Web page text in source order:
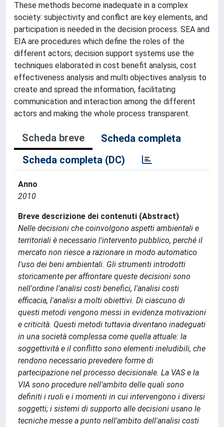
These methods become inadequate in a complex
society: subjectivity and conflict are key elements, and
participation is needed in the decision process. SEA and
EIA are procedures which define the roles of the
different actors; decision support systems use the
techniques elaborated in cost benefit analysis, cost
effectiveness analysis and multi objectives analysis to
create and spread the information, facilitating
communication and interaction among the different
actors and making the whole process transparent.
Scheda breve
Scheda completa
Scheda completa (DC)
Anno
2010
Breve descrizione dei contenuti (Abstract)
Nelle decisioni che coinvolgono aspetti ambientali e
territoriali è necessario l'intervento pubblico, perché il
mercato non riesce a razionare in modo automatico
l'uso dei beni ambientali. Gli strumenti introdotti
storicamente per affrontare queste decisioni sono
nell'ordine l'analisi costi benefici, l'analisi costi
efficacia, l'analisi a molti obiettivi. Di ciascuno di
questi metodi vengono messi in evidenza motivazioni
e criticità. Questi metodi tuttavia diventano inadeguati
in una società complessa come quella attuale: la
soggettività e il conflitto sono elementi ineludibili, che
rendono necessario prevedere forme di
partecipazione nel processo decisionale. La VAS e la
VIA sono procedure nell'ambito delle quali sono
definiti i ruoli e i momenti in cui intervengono i diversi
soggetti; i sistemi di supporto alle decisioni usano le
tecniche messe a punto nell'ambito dell'analisi costi